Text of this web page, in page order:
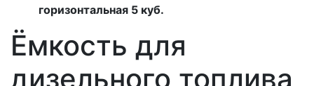
горизонтальная 5 куб.
Ёмкость для
дизельного топлива